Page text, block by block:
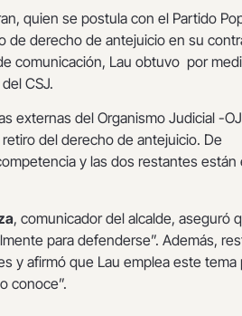
quien se postula con el Partido
de derecho de antejuicio en su
comunicación, Lau obtuvo por
CSJ.
externas del Organismo Judicial -
del derecho de antejuicio. De
y las dos restantes están
, comunicador del alcalde, aseguró
para defenderse”. Además,
y afirmó que Lau emplea este tema
conoce”.